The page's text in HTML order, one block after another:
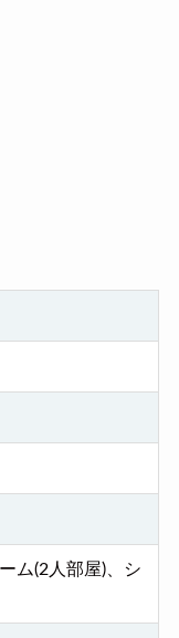
ム(2人部屋)、シ